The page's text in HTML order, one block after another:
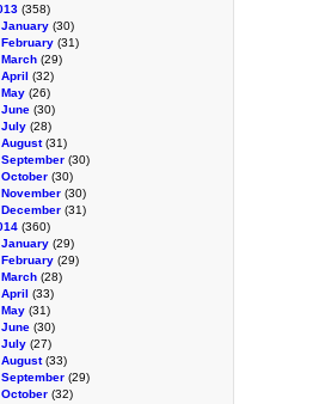
(358)
January (30)
February (31)
March (29)
April (32)
May (26)
June (30)
July (28)
August(31)
September (30)
October (30)
November (30)
December (31)
(360)
January (29)
February (29)
March (28)
April (33)
May (31)
June (30)
July (27)
August(33)
September (29)
October (32)